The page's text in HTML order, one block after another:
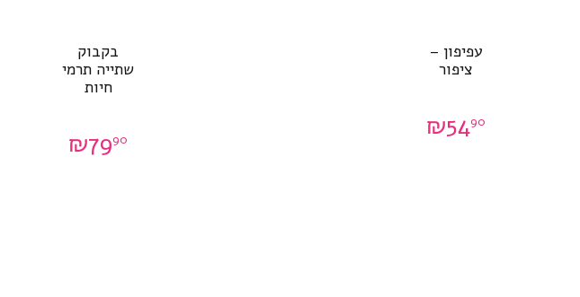
עפיפון –
ציפור
₪5490
בקבוק
שתייה תרמי
חיות
₪7990